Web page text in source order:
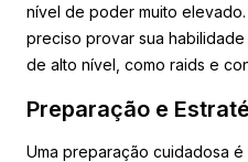
nível de poder muito
preciso provar sua
de alto nível, como raids e
Preparação e
Uma preparação cuidadosa é